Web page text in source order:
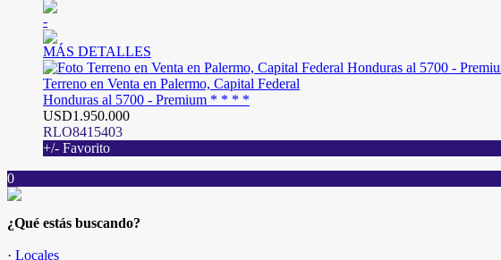
-
MÁS DETALLES
Terreno en Venta en Palermo, Capital Federal
Honduras al 5700 - Premium * * * *
USD1.950.000
RLO8415403
+/- Favorito
0
¿Qué estás buscando?
· Locales